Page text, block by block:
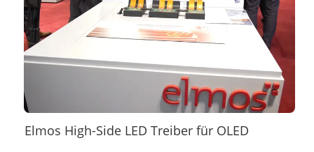
Elmos High-Side LED Treiber für OLED